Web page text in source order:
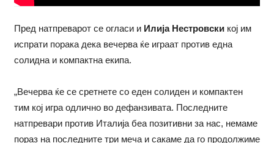
Пред натпреварот се огласи и Илија Нестровскикој им
испрати порака дека вечерва ќе играат против една
солидна и компактна екипа.
„Вечерва ќе се сретнете со еден солиден и компактен
тим кој игра одлично во дефанзивата. Последните
натпревари против Италија беа позитивни за нас, немаме
пораз на последните три меча и сакаме да го продолжиме